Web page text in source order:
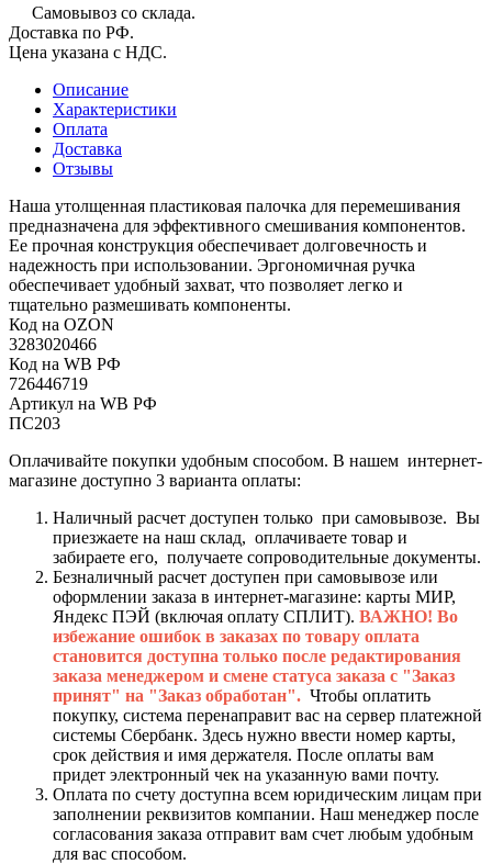
Самовывоз со склада.
Доставка по РФ.
Цена указана с НДС.
Описание
Характеристики
Оплата
Доставка
Отзывы
Наша утолщенная пластиковая палочка для перемешивания
предназначена для эффективного смешивания компонентов.
Ее прочная конструкция обеспечивает долговечность и
надежность при использовании. Эргономичная ручка
обеспечивает удобный захват, что позволяет легко и
тщательно размешивать компоненты.
Код на OZON
3283020466
Код на WB РФ
726446719
Артикул на WB РФ
ПС203
Оплачивайте покупки удобным способом. В нашем интернет-
магазине доступно 3 варианта оплаты:
Наличный расчет доступен только при самовывозе. Вы
приезжаете на наш склад, оплачиваете товар и
забираете его, получаете сопроводительные документы.
Безналичный расчет доступен при самовывозе или
оформлении заказа в интернет-магазине: карты МИР,
Яндекс ПЭЙ (включая оплату СПЛИТ). ВАЖНО! Во
избежание ошибок в заказах по товару оплата
становится доступна только после редактирования
заказа менеджером и смене статуса заказа с "Заказ
принят" на "Заказ обработан". Чтобы оплатить
покупку, система перенаправит вас на сервер платежной
системы Сбербанк. Здесь нужно ввести номер карты,
срок действия и имя держателя. После оплаты вам
придет электронный чек на указанную вами почту.
Оплата по счету доступна всем юридическим лицам при
заполнении реквизитов компании. Наш менеджер после
согласования заказа отправит вам счет любым удобным
для вас способом.